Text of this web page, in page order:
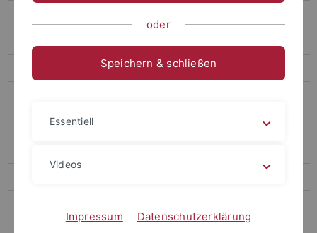
E-ADAPT
oder
Speichern & schließen
Essentiell
Videos
Impressum Datenschutzerklärung